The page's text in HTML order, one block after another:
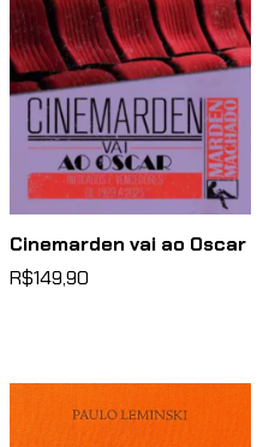
Cinemarden vai ao Oscar
R$149,90